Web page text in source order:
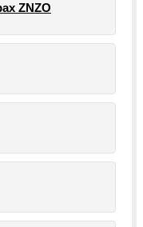
ZNZO